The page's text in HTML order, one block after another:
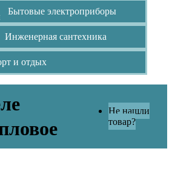
Бытовые электроприборы
Инженерная сантехника
и отдых
Не нашли
товар?